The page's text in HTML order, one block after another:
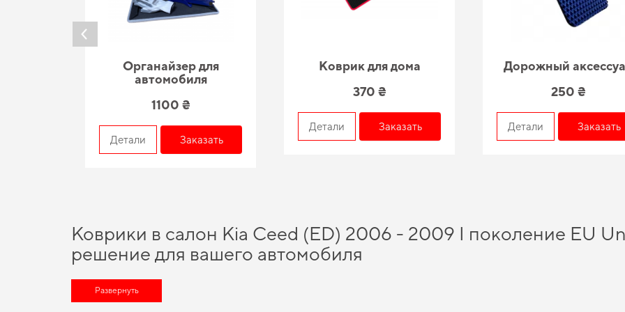
Органайзер для
автомобиля
1100 ₴
Детали Заказать
Коврик для дома
370 ₴
Детали Заказать
Дорожный
250 ₴
Детали Заказать
Коврики в салон Kia Ceed (ED) 2006 - 2009 I поколение EU
решение для вашего автомобиля
Хотите улучшить оснащение авто,
коврики в машину цена
автомобилей позволяет нам обеспечивать великолепную актуальность и качество для
Развернуть